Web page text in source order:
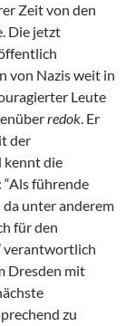
Zeit von den
Die jetzt
von Nazis weit in
Leute
redok. Er
der
kennt die
führende
unter anderem
für den
verantwortlich
Dresden mit
zu